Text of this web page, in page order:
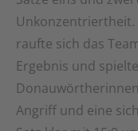
Unkonzentriertheit.
raufte sich das
Ergebnis und
Angriff und eine